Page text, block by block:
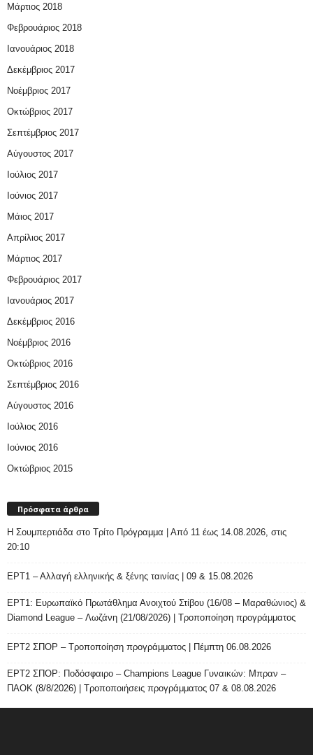
Μάρτιος 2018
Φεβρουάριος 2018
Ιανουάριος 2018
Δεκέμβριος 2017
Νοέμβριος 2017
Οκτώβριος 2017
Σεπτέμβριος 2017
Αύγουστος 2017
Ιούλιος 2017
Ιούνιος 2017
Μάιος 2017
Απρίλιος 2017
Μάρτιος 2017
Φεβρουάριος 2017
Ιανουάριος 2017
Δεκέμβριος 2016
Νοέμβριος 2016
Οκτώβριος 2016
Σεπτέμβριος 2016
Αύγουστος 2016
Ιούλιος 2016
Ιούνιος 2016
Οκτώβριος 2015
Πρόσφατα άρθρα
H Σουμπερτιάδα στο Τρίτο Πρόγραμμα | Από 11 έως 14.08.2026, στις
20:10
ΕΡΤ1 – Αλλαγή ελληνικής & ξένης ταινίας | 09 & 15.08.2026
ΕΡΤ1: Ευρωπαϊκό Πρωτάθλημα Ανοιχτού Στίβου (16/08 – Μαραθώνιος) &
Diamond League – Λωζάνη (21/08/2026) | Τροποποίηση προγράμματος
ΕΡΤ2 ΣΠΟΡ – Τροποποίηση προγράμματος | Πέμπτη 06.08.2026
ΕΡΤ2 ΣΠΟΡ: Ποδόσφαιρο – Champions League Γυναικών: Μπραν –
ΠΑΟΚ (8/8/2026) | Τροποποιήσεις προγράμματος 07 & 08.08.2026